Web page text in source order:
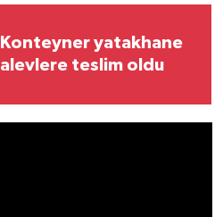
Konteyner yatakhane
alevlere teslim oldu